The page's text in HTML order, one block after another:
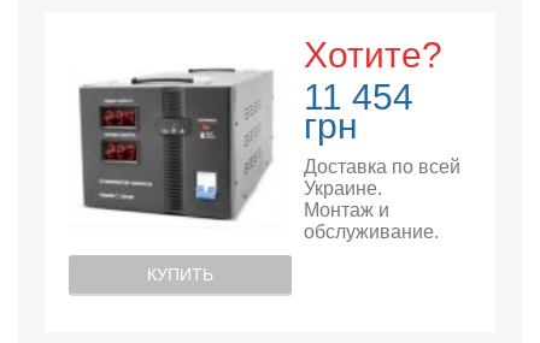
Хотите?
11 454
грн
Доставка по всей
Украине.
Монтаж и
обслуживание.
КУПИТЬ